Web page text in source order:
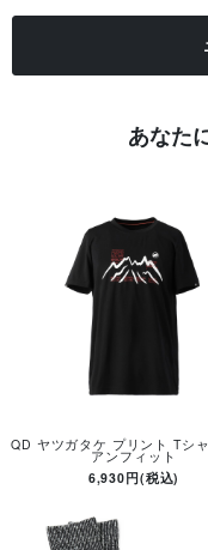
あなた
QD ヤツガタケ プリント Tシ
アンフィット
6,930円(税込)